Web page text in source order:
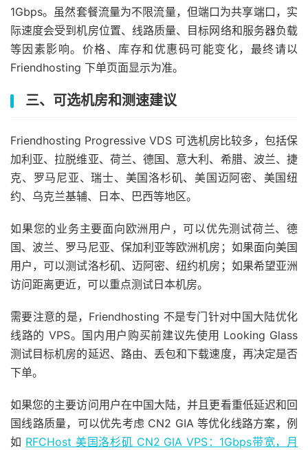
1Gbps。虽然套餐流量为不限流量，但端口为共享端口，实
际速度会受到机房位置、线路质量、目标网络和服务器负载
等因素影响。价格、库存和优惠码可能变化，最终请以
Friendhosting 下单页面显示为准。
三、可选机房和测速建议
Friendhosting Progressive VDS 可选机房比较多，包括保
加利亚、拉脱维亚、荷兰、德国、意大利、希腊、波兰、捷
克、罗马尼亚、瑞士、美国洛杉矶、美国迈阿密、美国纽
约、乌克兰基辅、日本、巴西等地区。
如果您的业务主要面向欧洲用户，可以优先测试荷兰、德
国、波兰、罗马尼亚、保加利亚等欧洲机房；如果面向美国
用户，可以测试洛杉矶、迈阿密、纽约机房；如果希望亚洲
访问距离更近，可以重点测试日本机房。
需要注意的是，Friendhosting 不是专门针对中国大陆优化
线路的 VPS。国内用户购买前建议先使用 Looking Glass
测试目标机房的延迟、路由、丢包和下载速度，再决定是否
下单。
如果您的主要访问用户在中国大陆，并且更看重低延迟和回
国线路质量，可以优先考虑 CN2 GIA 等优化线路方案，例
如 RFCHost 美国洛杉矶 CN2 GIA VPS：1Gbps带宽，月